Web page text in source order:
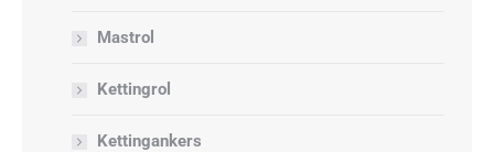
Mastrol
Kettingrol
Kettingankers